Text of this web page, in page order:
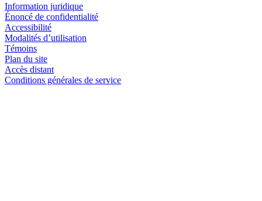
Information juridique
Énoncé de confidentialité
Accessibilité
Modalités d’utilisation
Témoins
Plan du site
Accès distant
Conditions générales de service